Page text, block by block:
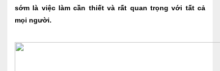
sớm là việc làm cần thiết và rất quan trọng với tất cả
mọi người.